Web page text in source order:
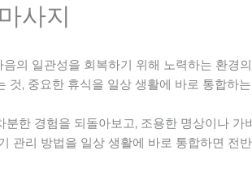
사지
의 일관성을 회복하기 위해 노력하는 환경
것, 중요한 휴식을 일상 생활에 바로 통합하
한 경험을 되돌아보고, 조용한 명상이나
관리 방법을 일상 생활에 바로 통합하면 전